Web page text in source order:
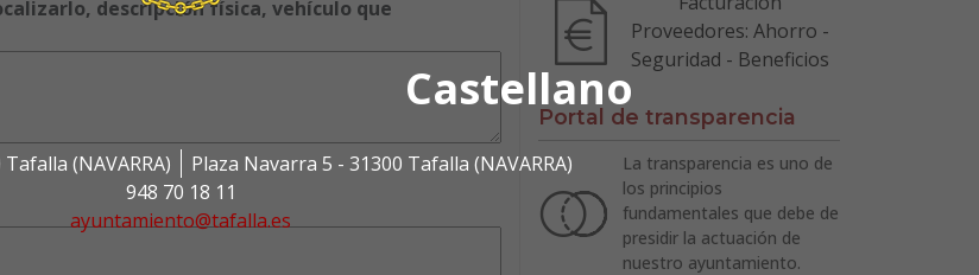
Castellano
(NAVARRA)
Plaza Navarra 5 - 31300 Tafalla (NAVARRA)
948 70 18 11
ayuntamiento@tafalla.es
descripción física, vehículo que
Proveedores: Ahorro -
Seguridad - Beneficios
Portal de transparencia
La transparencia es uno de
los principios
fundamentales que debe de
presidir la actuación de
nuestro ayuntamiento.